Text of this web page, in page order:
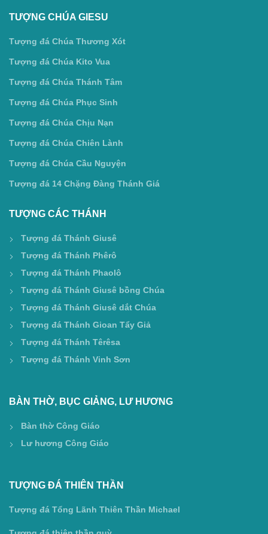
TƯỢNG CHÚA GIESU
Tượng đá Chúa Thương Xót
Tượng đá Chúa Kito Vua
Tượng đá Chúa Thánh Tâm
Tượng đá Chúa Phục Sinh
Tượng đá Chúa Chịu Nạn
Tượng đá Chúa Chiên Lành
Tượng đá Chúa Cầu Nguyện
Tượng đá 14 Chặng Đàng Thánh Giá
TƯỢNG CÁC THÁNH
Tượng đá Thánh Giusê
Tượng đá Thánh Phêrô
Tượng đá Thánh Phaolô
Tượng đá Thánh Giusê bồng Chúa
Tượng đá Thánh Giusê dắt Chúa
Tượng đá Thánh Gioan Tẩy Giả
Tượng đá Thánh Têrêsa
Tượng đá Thánh Vinh Sơn
BÀN THỜ, BỤC GIẢNG, LƯ HƯƠNG
Bàn thờ Công Giáo
Lư hương Công Giáo
TƯỢNG ĐÁ THIÊN THẦN
Tượng đá Tổng Lãnh Thiên Thần Michael